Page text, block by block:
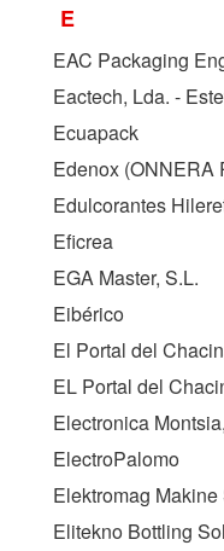
E
EAC Packaging
Eactech, Lda. -
Ecuapack
Edenox (ONNERA
Edulcorantes
Eficrea
EGA Master, S.L.
Eibérico
El Portal del
EL Portal del
Electronica
ElectroPalomo
Elektromag Makine
Elitekno Bottling